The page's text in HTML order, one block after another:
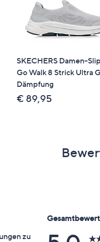
SKECHERS Damen-
Go Walk 8 Strick Ultra
Dämpfung
€ 89,95